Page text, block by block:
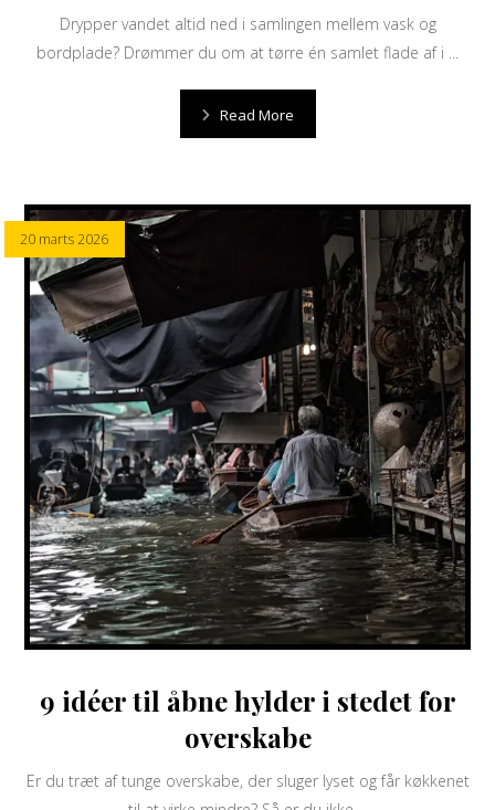
Drypper vandet altid ned i samlingen mellem vask og
bordplade? Drømmer du om at tørre én samlet flade af i ...
Read More
9 idéer til åbne hylder i stedet for
overskabe
20 marts 2026
Er du træt af tunge overskabe, der sluger lyset og får køkkenet